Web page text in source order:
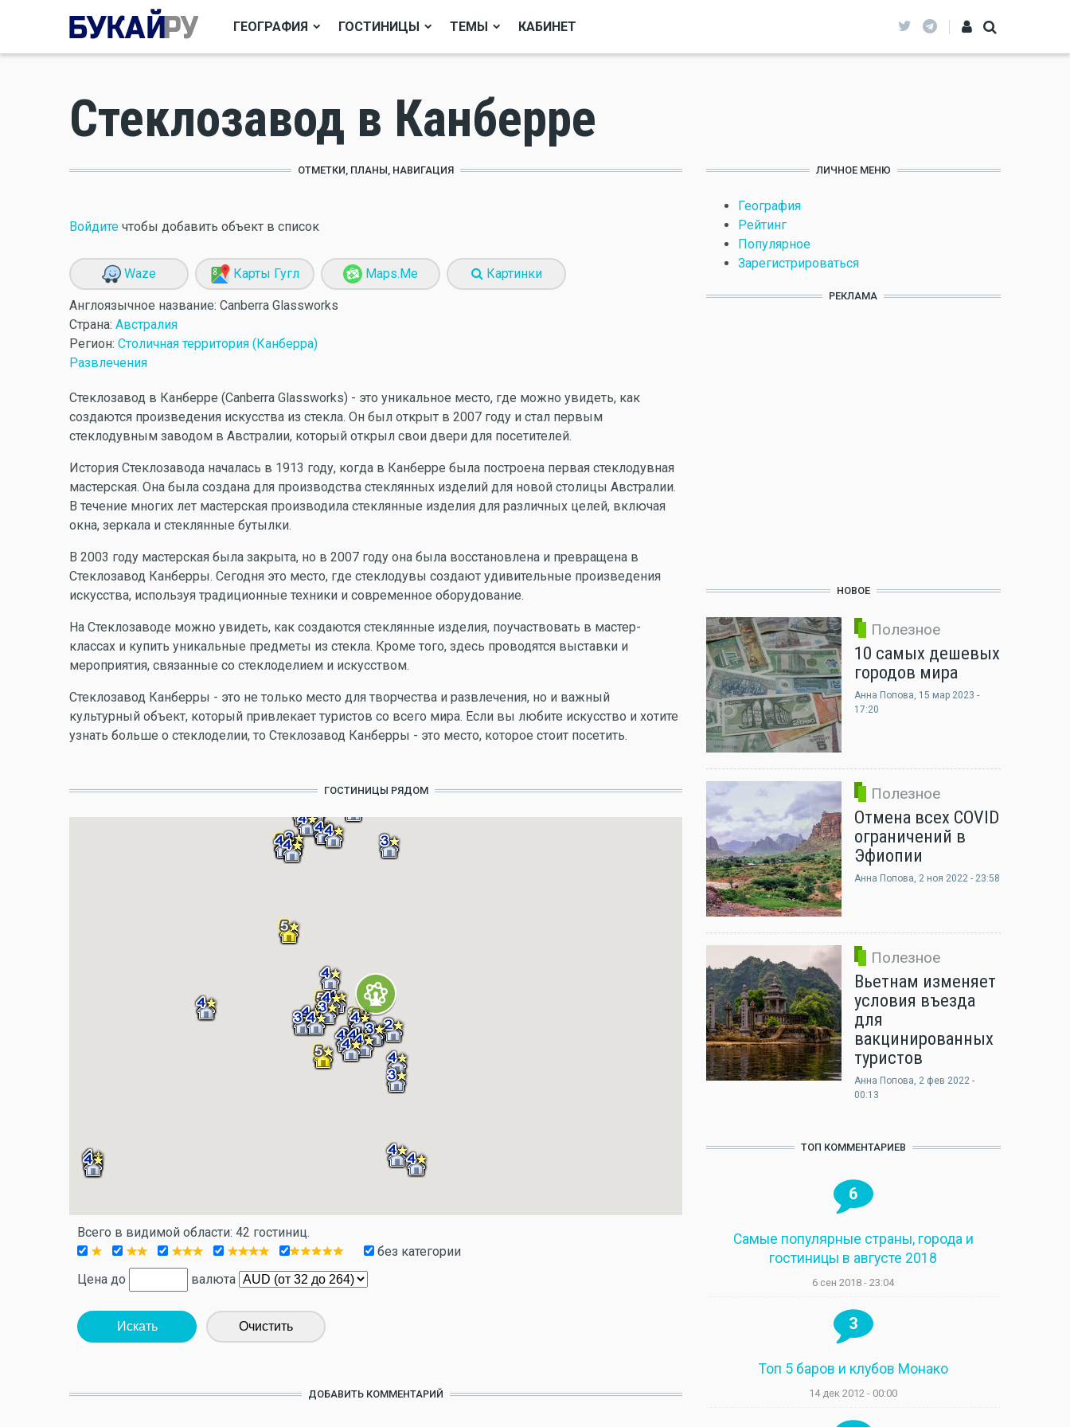
ГЕОГРАФИЯ ГОСТИНИЦЫ ТЕМЫ КАБИНЕТ
Стеклозавод в Канберре
ОТМЕТКИ, ПЛАНЫ, НАВИГАЦИЯ
Войдите чтобы добавить объект в список
Waze Карты Гугл Maps.Me Картинки
Англоязычное название: Canberra Glassworks
Страна: Австралия
Регион: Столичная территория (Канберра)
Развлечения
Стеклозавод в Канберре (Canberra Glassworks) - это уникальное место, где можно увидеть, как
создаются произведения искусства из стекла. Он был открыт в 2007 году и стал первым
стеклодувным заводом в Австралии, который открыл свои двери для посетителей.
История Стеклозавода началась в 1913 году, когда в Канберре была построена первая стеклодувная
мастерская. Она была создана для производства стеклянных изделий для новой столицы Австралии.
В течение многих лет мастерская производила стеклянные изделия для различных целей, включая
окна, зеркала и стеклянные бутылки.
В 2003 году мастерская была закрыта, но в 2007 году она была восстановлена и превращена в
Стеклозавод Канберры. Сегодня это место, где стеклодувы создают удивительные произведения
искусства, используя традиционные техники и современное оборудование.
На Стеклозаводе можно увидеть, как создаются стеклянные изделия, поучаствовать в мастер-
классах и купить уникальные предметы из стекла. Кроме того, здесь проводятся выставки и
мероприятия, связанные со стеклоделием и искусством.
Стеклозавод Канберры - это не только место для творчества и развлечения, но и важный
культурный объект, который привлекает туристов со всего мира. Если вы любите искусство и хотите
узнать больше о стеклоделии, то Стеклозавод Канберры - это место, которое стоит посетить.
ГОСТИНИЦЫ РЯДОМ
Всего в видимой области: 42 гостиниц.
без категории
Цена до
валюта
Искать Очистить
ДОБАВИТЬ КОММЕНТАРИЙ
ЛИЧНОЕ МЕНЮ
География
Рейтинг
Популярное
Зарегистрироваться
РЕКЛАМА
НОВОЕ
Полезное
10 самых дешевых
городов мира
Анна Попова, 15 мар 2023 -
17:20
Полезное
Отмена всех COVID
ограничений в
Эфиопии
Анна Попова, 2 ноя 2022 - 23:58
Полезное
Вьетнам изменяет
условия въезда
для
вакцинированных
туристов
Анна Попова, 2 фев 2022 -
00:13
ТОП КОММЕНТАРИЕВ
6
Самые популярные страны, города и
гостиницы в августе 2018
6 сен 2018 - 23:04
3
Топ 5 баров и клубов Монако
14 дек 2012 - 00:00